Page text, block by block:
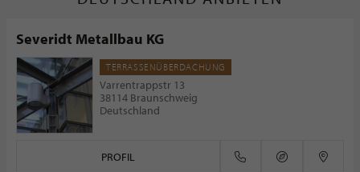
Severidt Metallbau KG
TERRASSENÜBERDACHUNG
Varrentrappstr 13
38114 Braunschweig
Deutschland
PROFIL